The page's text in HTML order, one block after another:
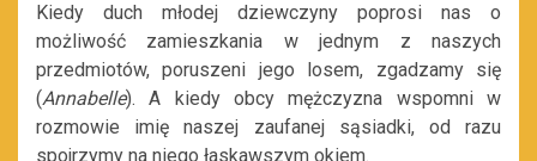
Kiedy duch młodej dziewczyny poprosi nas o
możliwość zamieszkania w jednym z naszych
przedmiotów, poruszeni jego losem, zgadzamy się
(Annabelle). A kiedy obcy mężczyzna wspomni w
rozmowie imię naszej zaufanej sąsiadki, od razu
spojrzymy na niego łaskawszym okiem.